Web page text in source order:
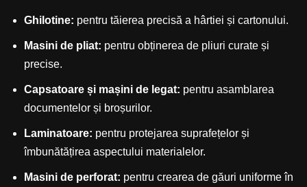
Ghilotine: pentru tăierea precisă a hârtiei și cartonului.
Masini de pliat: pentru obținerea de pliuri curate și
precise.
Capsatoare și mașini de legat: pentru asamblarea
documentelor și broșurilor.
Laminatoare: pentru protejarea suprafețelor și
îmbunătățirea aspectului materialelor.
Masini de perforat: pentru crearea de găuri uniforme în